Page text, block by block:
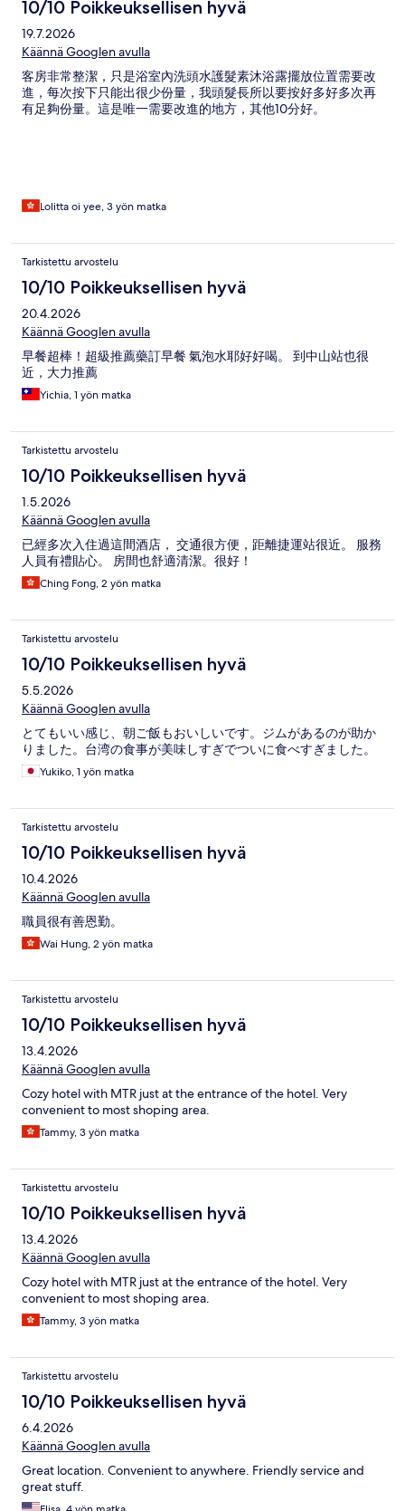
10/10 Poikkeuksellisen hyvä
19.7.2026
Käännä Googlen avulla
客房非常整潔，只是浴室內洗頭水護髮素沐浴露擺放位置需要改
進，每次按下只能出很少份量，我頭髮長所以要按好多好多次再
有足夠份量。這是唯一需要改進的地方，其他10分好。
Lolitta oi yee, 3 yön matka
Tarkistettu arvostelu
10/10 Poikkeuksellisen hyvä
20.4.2026
Käännä Googlen avulla
早餐超棒！超級推薦藥訂早餐 氣泡水耶好好喝。 到中山站也很
近，大力推薦
Yichia, 1 yön matka
Tarkistettu arvostelu
10/10 Poikkeuksellisen hyvä
1.5.2026
Käännä Googlen avulla
已經多次入住過這間酒店， 交通很方便，距離捷運站很近。 服務
人員有禮貼心。 房間也舒適清潔。很好！
Ching Fong, 2 yön matka
Tarkistettu arvostelu
10/10 Poikkeuksellisen hyvä
5.5.2026
Käännä Googlen avulla
とてもいい感じ、朝ご飯もおいしいです。ジムがあるのが助か
りました。台湾の食事が美味しすぎでついに食べすぎました。
Yukiko, 1 yön matka
Tarkistettu arvostelu
10/10 Poikkeuksellisen hyvä
10.4.2026
Käännä Googlen avulla
職員很有善恩勤。
Wai Hung, 2 yön matka
Tarkistettu arvostelu
10/10 Poikkeuksellisen hyvä
13.4.2026
Käännä Googlen avulla
Cozy hotel with MTR just at the entrance of the hotel. Very
convenient to most shoping area.
Tammy, 3 yön matka
Tarkistettu arvostelu
10/10 Poikkeuksellisen hyvä
13.4.2026
Käännä Googlen avulla
Cozy hotel with MTR just at the entrance of the hotel. Very
convenient to most shoping area.
Tammy, 3 yön matka
Tarkistettu arvostelu
10/10 Poikkeuksellisen hyvä
6.4.2026
Käännä Googlen avulla
Great location. Convenient to anywhere. Friendly service and
great stuff.